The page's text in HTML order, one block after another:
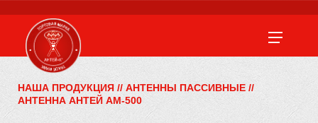
НАША ПРОДУКЦИЯ // АНТЕННЫ ПАССИВНЫЕ //
АНТЕННА АНТЕЙ АМ-500